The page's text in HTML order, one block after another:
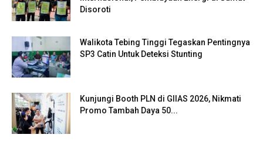
Disoroti
Walikota Tebing Tinggi Tegaskan Pentingnya
SP3 Catin Untuk Deteksi Stunting
Kunjungi Booth PLN di GIIAS 2026, Nikmati
Promo Tambah Daya 50...